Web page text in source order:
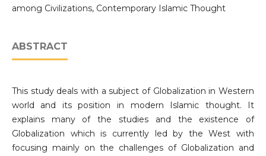
among Civilizations, Contemporary Islamic Thought
ABSTRACT
This study deals with a subject of Globalization in Western
world and its position in modern Islamic thought. It
explains many of the studies and the existence of
Globalization which is currently led by the West with
focusing mainly on the challenges of Globalization and